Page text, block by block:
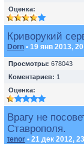
Оценка:
Криворукий
Dorn • 19 янв 2013,
Просмотры: 678043
Коментариев: 1
Оценка:
Врагу не
Ставрополя.
tenor • 21 дек 2012,